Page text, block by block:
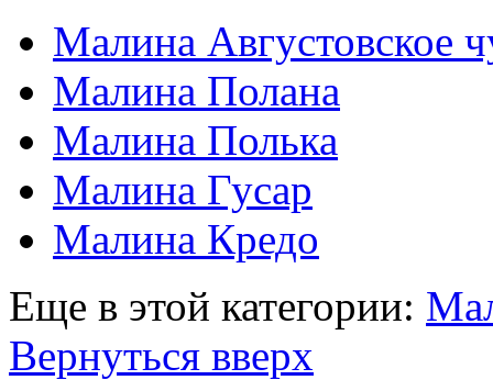
Малина Августовское
Малина Полана
Малина Полька
Малина Гусар
Малина Кредо
Еще в этой категории:
Вернуться вверх